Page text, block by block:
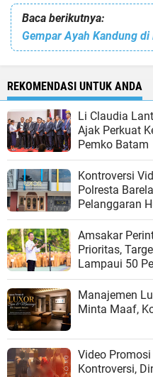
Baca berikutnya:
REKOMENDASI UNTUK ANDA
Li Claudia
Ajak Perkuat
Pemko Batam
Kontroversi
Polresta
Pelanggaran
Amsakar
Prioritas,
Lampaui 50
Manajemen
Minta Maaf,
Video
Kontroversi,